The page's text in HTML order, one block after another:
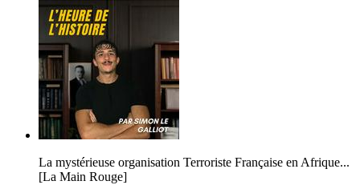
La mystérieuse organisation Terroriste Française en Afrique...
[La Main Rouge]